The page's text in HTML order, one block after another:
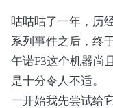
咕咕咕了一年，历
系列事件之后，终
午诺F3这个机器尚
是十分令人不适。
一开始我先尝试给